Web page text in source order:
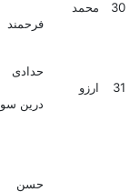
30
محمد
فرحمند
31 ارزو
حدادی
درین سو
حسن